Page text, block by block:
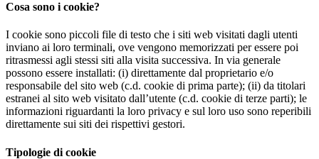
Cosa sono i cookie?
I cookie sono piccoli file di testo che i siti web visitati dagli utenti
inviano ai loro terminali, ove vengono memorizzati per essere poi
ritrasmessi agli stessi siti alla visita successiva. In via generale
possono essere installati: (i) direttamente dal proprietario e/o
responsabile del sito web (c.d. cookie di prima parte); (ii) da titolari
estranei al sito web visitato dall’utente (c.d. cookie di terze parti); le
informazioni riguardanti la loro privacy e sul loro uso sono reperibili
direttamente sui siti dei rispettivi gestori.
Tipologie di cookie